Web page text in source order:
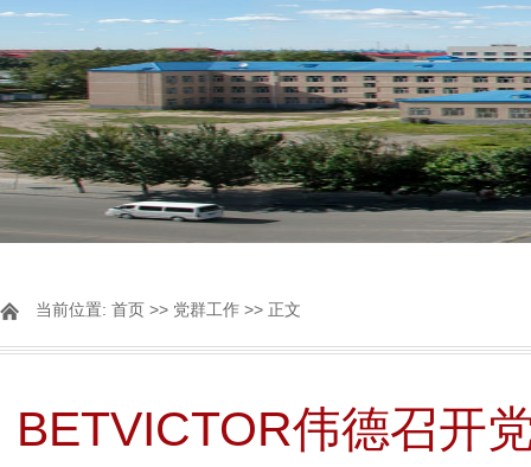
当前位置: 首页 >> 党群工作 >> 正文
BETVICTOR伟德召开